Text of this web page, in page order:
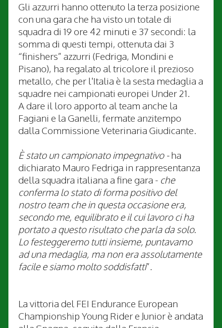
Gli azzurri hanno ottenuto la terza posizione
con una gara che ha visto un totale di
squadra di 19 ore 42 minuti e 37 secondi: la
somma di questi tempi, ottenuta dai 3
“finishers” azzurri (Fedriga, Mondini e
Pisano), ha regalato al tricolore il prezioso
metallo, che per l'Italia è la sesta medaglia a
squadre nei campionati europei Under 21.
A dare il loro apporto al team anche la
Fagiani e la Ganelli, fermate anzitempo
dalla Commissione Veterinaria Giudicante.
È stato un campionato impegnativo -ha
dichiarato Mauro Fedriga in rappresentanza
della squadra italiana a fine gara - che
conferma lo stato di forma positivo del
nostro team che in questa occasione era,
secondo me, equilibrato e il cui lavoro ci ha
portato a questo risultato che parla da solo.
Lo festeggeremo tutti insieme, puntavamo
ad una medaglia, ma non era assolutamente
facile e siamo molto soddisfatti”.
La vittoria del FEI Endurance European
Championship Young Rider e Junior è andata